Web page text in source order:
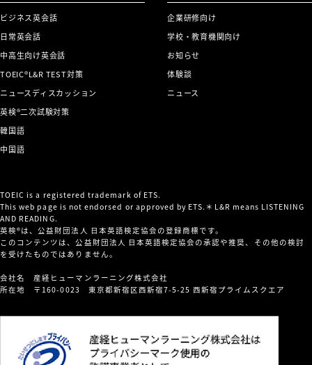
ビジネス英会話
日常英会話
中高生向け英会話
TOEIC®L&R TEST対策
ニュースディスカッション
英検®二次試験対策
韓国語
中国語
企業研修向け
学校・教育機関向け
お知らせ
体験談
ニュース
TOEIC is a registered trademark of ETS.
This web page is not endorsed or approved by ETS.＊L&R means LISTENING
AND READING.
英検®は、公益財団法人 日本英語検定協会の登録商標です。
このコンテンツは、公益財団法人 日本英語検定協会の承認や推奨、その他の検討
を受けたものではありません。
会社名 産経ヒューマンラーニング株式会社
所在地 〒160-0023 東京都新宿区西新宿7-5-25 西新宿プライムスクエア